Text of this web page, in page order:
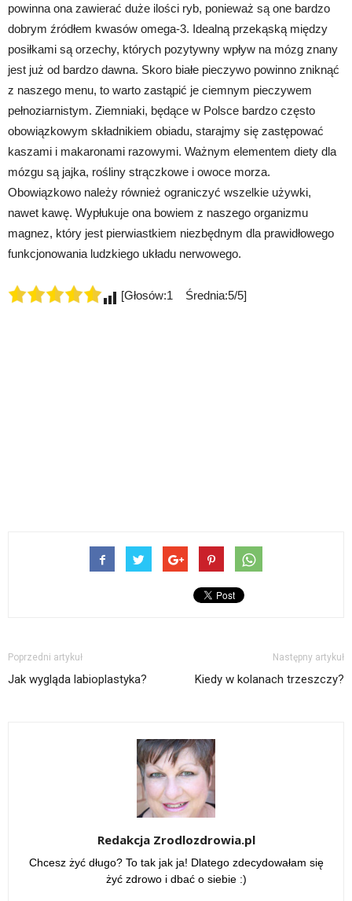
powinna ona zawierać duże ilości ryb, ponieważ są one bardzo
dobrym źródłem kwasów omega-3. Idealną przekąską między
posiłkami są orzechy, których pozytywny wpływ na mózg znany
jest już od bardzo dawna. Skoro białe pieczywo powinno zniknąć
z naszego menu, to warto zastąpić je ciemnym pieczywem
pełnoziarnistym. Ziemniaki, będące w Polsce bardzo często
obowiązkowym składnikiem obiadu, starajmy się zastępować
kaszami i makaronami razowymi. Ważnym elementem diety dla
mózgu są jajka, rośliny strączkowe i owoce morza.
Obowiązkowo należy również ograniczyć wszelkie używki,
nawet kawę. Wypłukuje ona bowiem z naszego organizmu
magnez, który jest pierwiastkiem niezbędnym dla prawidłowego
funkcjonowania ludzkiego układu nerwowego.
[Głosów:1 Średnia:5/5]
Poprzedni artykuł
Jak wygląda labioplastyka?
Następny artykuł
Kiedy w kolanach trzeszczy?
Redakcja Zrodlozdrowia.pl
Chcesz żyć długo? To tak jak ja! Dlatego zdecydowałam się
żyć zdrowo i dbać o siebie :)